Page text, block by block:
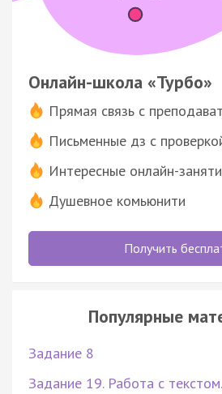
Онлайн-школа «Турбо»
Прямая связь с
Письменные дз с
Интересные онлайн-
Душевное комьюнити
Получить
Популярные
Задание 8
Задание 19. Работа с